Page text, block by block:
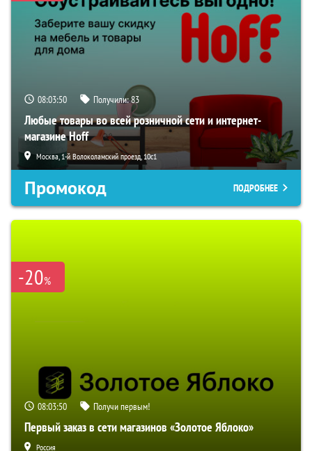
08:03:49 Получили:83
Любые товары во всей розничной сети и интернет-
магазине Hoff
Москва, 1-й Волоколамский проезд, 10с1
Промокод ПОДРОБНЕЕ
-20%
08:03:49 Получи первым!
Первый заказ в сети магазинов «Золотое Яблоко»
Россия